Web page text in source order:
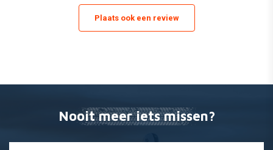
afzonderlijke inhoud van de set of bekijk onze catalogus voor de exacte
lijst van de meegeleverde onderdelen).
Plaats ook een review
Nooit meer iets missen?